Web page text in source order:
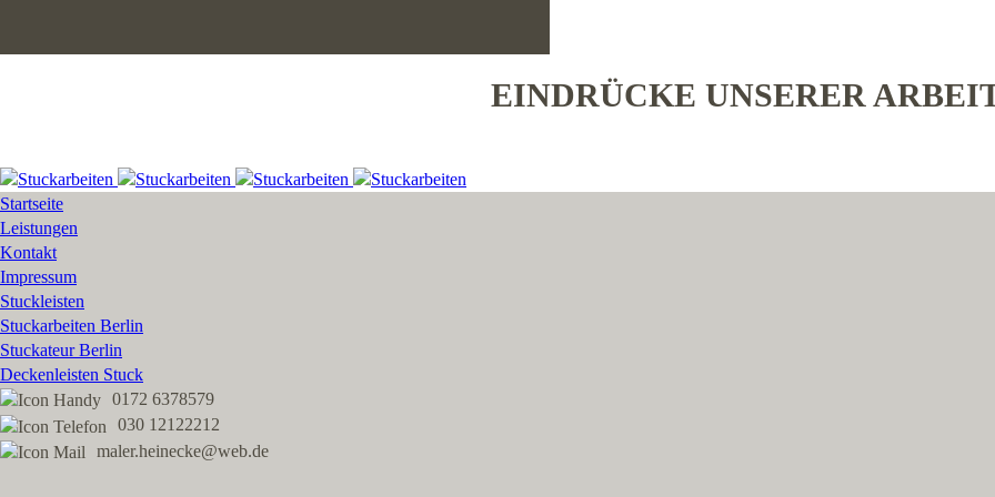
EINDRÜCKE UNSERER
Startseite
Leistungen
Kontakt
Impressum
Stuckleisten
Stuckarbeiten Berlin
Stuckateur Berlin
Deckenleisten Stuck
0172 6378579
030 12122212
maler.heinecke@web.de